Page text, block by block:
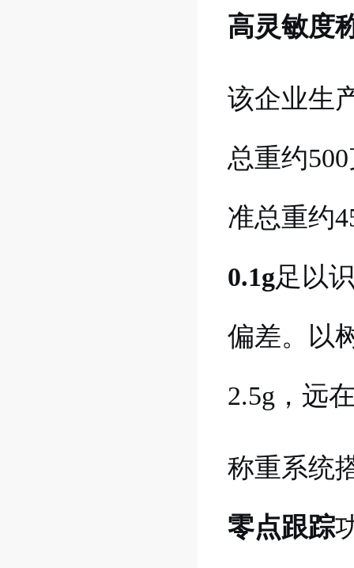
高灵敏度
该企业生
总重约
准总重约
0.1g足以
偏差。以
2.5g，远
称重系统
零点跟踪